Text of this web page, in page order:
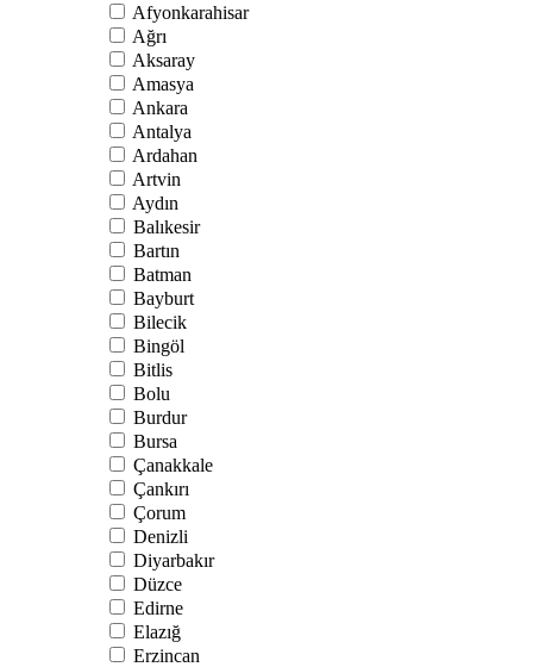
Afyonkarahisar
Ağrı
Aksaray
Amasya
Ankara
Antalya
Ardahan
Artvin
Aydın
Balıkesir
Bartın
Batman
Bayburt
Bilecik
Bingöl
Bitlis
Bolu
Burdur
Bursa
Çanakkale
Çankırı
Çorum
Denizli
Diyarbakır
Düzce
Edirne
Elazığ
Erzincan